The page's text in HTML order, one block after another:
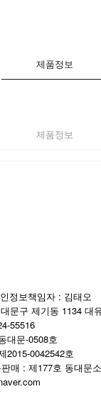
제품정보
제품정보
정보책임자 : 김태오
문구 제기동 1134 대
55516
대문-0508호
2015-0042542호
매 : 제177호 동대문